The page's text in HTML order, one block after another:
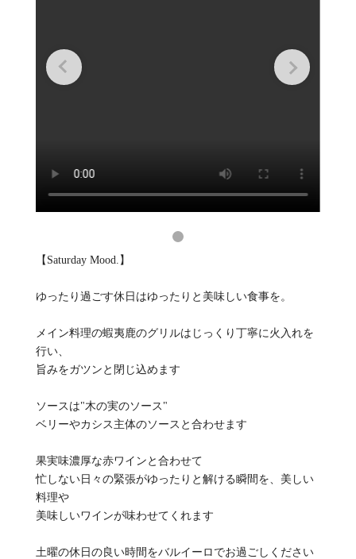
【Saturday Mood.】
ゆったり過ごす休日はゆったりと美味しい食事を。
メイン料理の蝦夷鹿のグリルはじっくり丁寧に火入れを
行い、
旨みをガツンと閉じ込めます
ソースは"木の実のソース"
ベリーやカシス主体のソースと合わせます
果実味濃厚な赤ワインと合わせて
忙しない日々の緊張がゆったりと解ける瞬間を、美しい
料理や
美味しいワインが味わせてくれます
土曜の休日の良い時間をバルイーロでお過ごしください